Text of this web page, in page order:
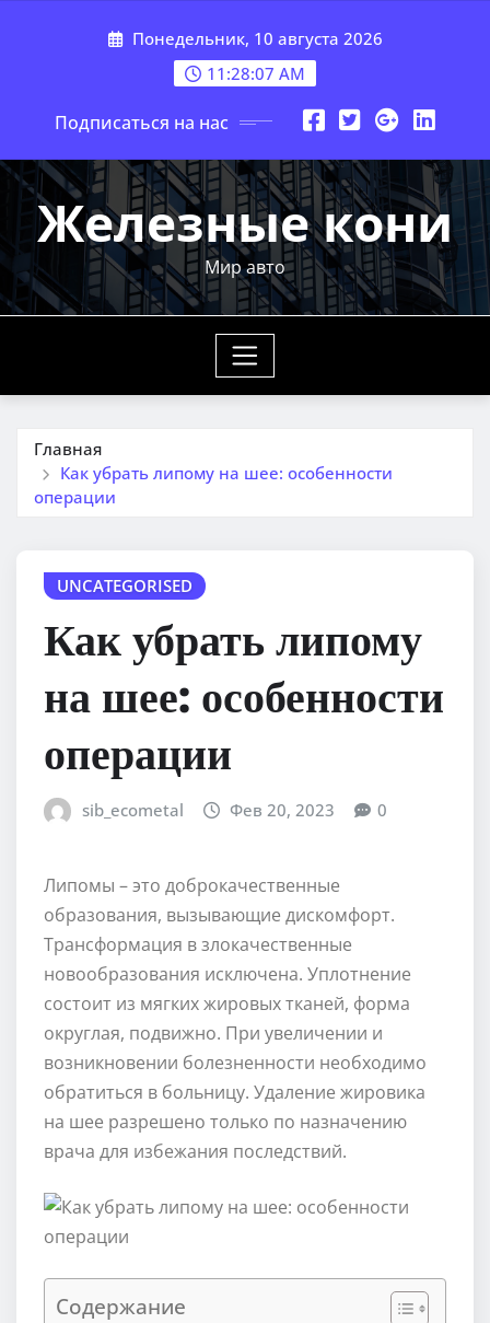
Понедельник, 10 августа 2026
11:28:08 AM
Подписаться на нас
Железные кони
Мир авто
Главная
Как убрать липому на шее: особенности
операции
UNCATEGORISED
Как убрать липому
на шее: особенности
операции
sib_ecometal Фев 20, 2023 0
Липомы – это доброкачественные
образования, вызывающие дискомфорт.
Трансформация в злокачественные
новообразования исключена. Уплотнение
состоит из мягких жировых тканей, форма
округлая, подвижно. При увеличении и
возникновении болезненности необходимо
обратиться в больницу. Удаление жировика
на шее разрешено только по назначению
врача для избежания последствий.
Содержание